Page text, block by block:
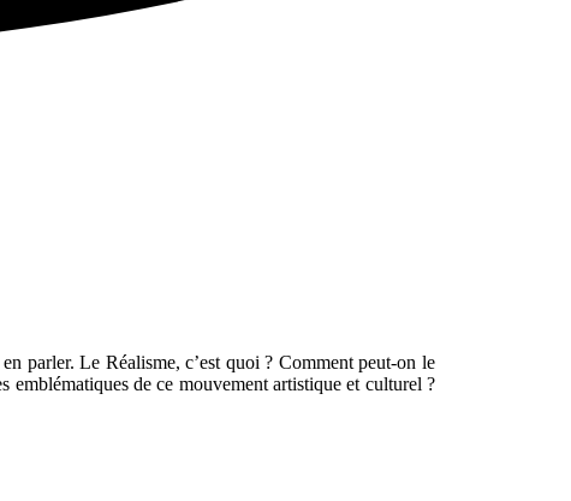
parler. Le Réalisme, c’est quoi ? Comment peut-on le
de ce mouvement artistique et culturel ?